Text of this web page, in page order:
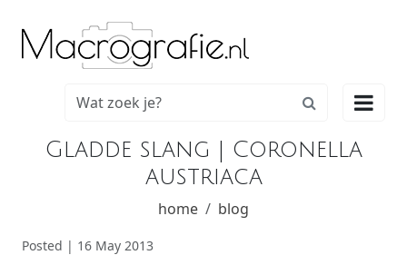

Gladde slang | Coronella
austriaca
home blog
Posted | 16 May 2013